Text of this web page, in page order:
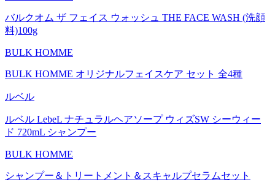
バルクオム ザ フェイス ウォッシュ THE FACE WASH (洗顔
料)100g
BULK HOMME
BULK HOMME オリジナルフェイスケア セット 全4種
ルベル
ルベル LebeL ナチュラルヘアソープ ウィズSW シーウィー
ド 720mL シャンプー
BULK HOMME
シャンプー＆トリートメント＆スキャルプセラムセット